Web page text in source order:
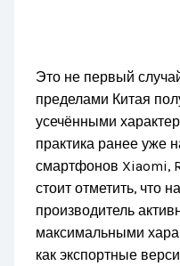
Это не первый
пределами Китая
усечёнными
практика ранее уже
смартфонов Xiaomi,
стоит отметить, что
производитель
максимальными
как экспортные